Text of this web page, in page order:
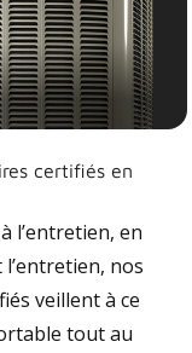
certifiés en
l’entretien, en
nos
veillent à ce
tout au